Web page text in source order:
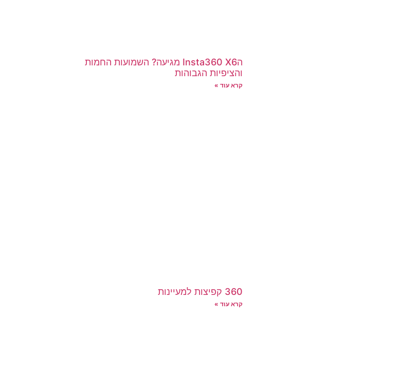
הInsta360 X6 מגיעה? השמועות החמות
והציפיות הגבוהות
קרא עוד »
360 קפיצות למעיינות
קרא עוד »